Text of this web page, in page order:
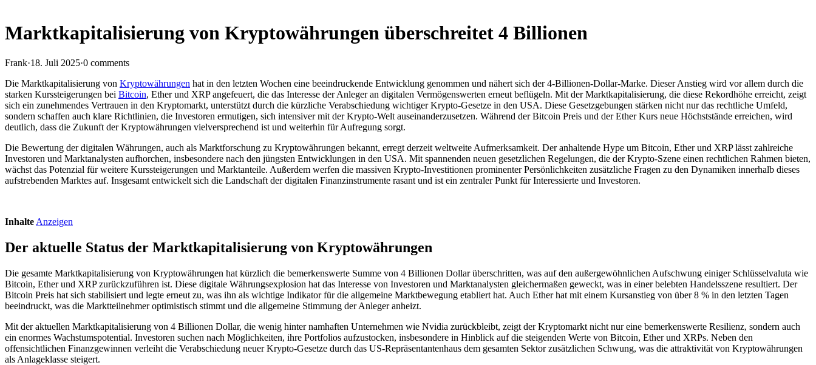
Marktkapitalisierung von Kryptowährungen überschreitet 4 Billionen
Frank·18. Juli 2025·0 comments
Die Marktkapitalisierung von Kryptowährungen hat in den letzten Wochen eine beeindruckende Entwicklung genommen und nähert sich der 4-Billionen-Dollar-Marke. Dieser Anstieg wird vor allem durch die
starken Kurssteigerungen bei Bitcoin, Ether und XRP angefeuert, die das Interesse der Anleger an digitalen Vermögenswerten erneut beflügeln. Mit der Marktkapitalisierung, die diese Rekordhöhe erreicht, zeigt
sich ein zunehmendes Vertrauen in den Kryptomarkt, unterstützt durch die kürzliche Verabschiedung wichtiger Krypto-Gesetze in den USA. Diese Gesetzgebungen stärken nicht nur das rechtliche Umfeld,
sondern schaffen auch klare Richtlinien, die Investoren ermutigen, sich intensiver mit der Krypto-Welt auseinanderzusetzen. Während der Bitcoin Preis und der Ether Kurs neue Höchststände erreichen, wird
deutlich, dass die Zukunft der Kryptowährungen vielversprechend ist und weiterhin für Aufregung sorgt.
Die Bewertung der digitalen Währungen, auch als Marktforschung zu Kryptowährungen bekannt, erregt derzeit weltweite Aufmerksamkeit. Der anhaltende Hype um Bitcoin, Ether und XRP lässt zahlreiche
Investoren und Marktanalysten aufhorchen, insbesondere nach den jüngsten Entwicklungen in den USA. Mit spannenden neuen gesetzlichen Regelungen, die der Krypto-Szene einen rechtlichen Rahmen bieten,
wächst das Potenzial für weitere Kurssteigerungen und Marktanteile. Außerdem werfen die massiven Krypto-Investitionen prominenter Persönlichkeiten zusätzliche Fragen zu den Dynamiken innerhalb dieses
aufstrebenden Marktes auf. Insgesamt entwickelt sich die Landschaft der digitalen Finanzinstrumente rasant und ist ein zentraler Punkt für Interessierte und Investoren.
Inhalte Anzeigen
Der aktuelle Status der Marktkapitalisierung von Kryptowährungen
Die gesamte Marktkapitalisierung von Kryptowährungen hat kürzlich die bemerkenswerte Summe von 4 Billionen Dollar überschritten, was auf den außergewöhnlichen Aufschwung einiger Schlüsselvaluta wie
Bitcoin, Ether und XRP zurückzuführen ist. Diese digitale Währungsexplosion hat das Interesse von Investoren und Marktanalysten gleichermaßen geweckt, was in einer belebten Handelsszene resultiert. Der
Bitcoin Preis hat sich stabilisiert und legte erneut zu, was ihn als wichtige Indikator für die allgemeine Marktbewegung etabliert hat. Auch Ether hat mit einem Kursanstieg von über 8 % in den letzten Tagen
beeindruckt, was die Marktteilnehmer optimistisch stimmt und die allgemeine Stimmung der Anleger anheizt.
Mit der aktuellen Marktkapitalisierung von 4 Billionen Dollar, die wenig hinter namhaften Unternehmen wie Nvidia zurückbleibt, zeigt der Kryptomarkt nicht nur eine bemerkenswerte Resilienz, sondern auch
ein enormes Wachstumspotential. Investoren suchen nach Möglichkeiten, ihre Portfolios aufzustocken, insbesondere in Hinblick auf die steigenden Werte von Bitcoin, Ether und XRPs. Neben den
offensichtlichen Finanzgewinnen verleiht die Verabschiedung neuer Krypto-Gesetze durch das US-Repräsentantenhaus dem gesamten Sektor zusätzlichen Schwung, was die attraktivität von Kryptowährungen
als Anlageklasse steigert.